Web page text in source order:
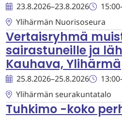
23.8.2026–23.8.2026 15:00
Ylihärmän Nuorisoseura
Vertaisryhmä
sairastuneille ja
Kauhava, Ylihärmä
25.8.2026–25.8.2026 13:00
Ylihärmän seurakuntatalo
Tuhkimo -koko